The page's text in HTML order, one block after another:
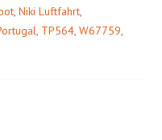
Niki Luftfahrt
TP564 W67759